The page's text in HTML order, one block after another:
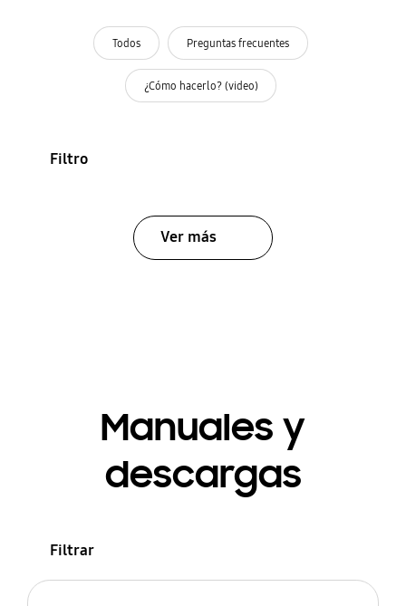
Todos Preguntas frecuentes
¿Cómo hacerlo? (video)
Filtro
Ver más
Manuales y
descargas
Filtrar